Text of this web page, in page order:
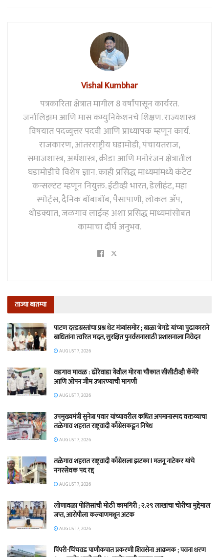
Vishal Kumbhar
पत्रकारिता क्षेत्रात मागील 8 वर्षांपासून कार्यरत.
जर्नालिझम आणि मास कम्युनिकेशनचे शिक्षण. राज्यशास्त्र
विषयात पदव्युत्तर पदवी आणि प्राध्यापक म्हणून कार्य.
राजकारण, आंतरराष्ट्रीय घडामोडी, पंचायतराज,
समाजशास्त्र, अर्थशास्त्र, क्रीडा आणि मनोरंजन क्षेत्रातील
घडामोडींचे विशेष ज्ञान. काही प्रसिद्ध माध्यमांमध्ये कंटेंट
कन्सल्टंट म्हणून नियुक्त. ईटीव्ही भारत, डेलीहंट, महा
स्पोर्ट्स, दैनिक बोंबाबोंब, पैसापाणी, लोकल अ‍ॅप,
थोडक्यात, जळगाव लाईव्ह अशा प्रसिद्ध माध्यमांसोबत
कामाचा दीर्घ अनुभव.
ताज्या बातम्या
पाटण दरडग्रस्तांचा प्रश्न थेट मंत्र्यांसमोर ; बाळा भेगडे यांच्या पुढाकाराने
बाधितांना त्वरित मदत, सुरक्षित पुनर्वसनासाठी प्रशासनाला निवेदन
AUGUST 7, 2026
वडगाव मावळ : ढोरेवाडा येथील मोरया चौकात सीसीटीव्ही कॅमेरे
आणि ओपन जीम उभारण्याची मागणी
AUGUST 7, 2026
उपमुख्यमंत्री सुनेत्रा पवार यांच्यावरील कथित अपमानास्पद वक्तव्याचा
तळेगाव शहरात राष्ट्रवादी काँग्रेसकडून निषेध
AUGUST 7, 2026
तळेगाव शहरात राष्ट्रवादी काँग्रेसला झटका ! मजनू नाटेकर यांचे
नगरसेवक पद रद्द
AUGUST 7, 2026
लोणावळा पोलिसांची मोठी कामगिरी ; २.२९ लाखांचा चोरीचा मुद्देमाल
जप्त, आरोपीला कल्याणमधून अटक
AUGUST 7, 2026
पिंपरी-चिंचवड पाणीकपात प्रकरणी शिवसेना आक्रमक ; पवना धरण